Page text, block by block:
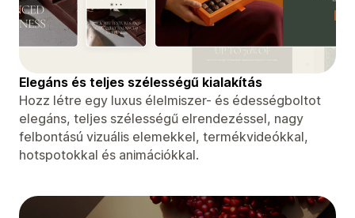
Elegáns és teljes szélességű kialakítás
Hozz létre egy luxus élelmiszer- és édességboltot
elegáns, teljes szélességű elrendezéssel, nagy
felbontású vizuális elemekkel, termékvideókkal,
hotspotokkal és animációkkal.